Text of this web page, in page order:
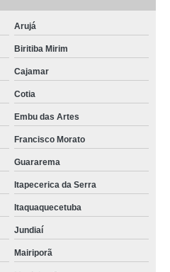
Arujá
Biritiba Mirim
Cajamar
Cotia
Embu das Artes
Francisco Morato
Guararema
Itapecerica da Serra
Itaquaquecetuba
Jundiaí
Mairiporã